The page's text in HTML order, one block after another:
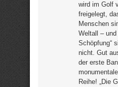
wird im Golf
freigelegt,
Menschen
Weltall – und
Schöpfung“
nicht. Gut
der erste
Reihe! „Die